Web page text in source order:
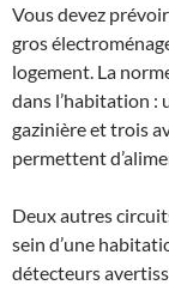
Vous devez
gros
logement. La
dans l’habitation :
gazinière et trois
permettent
Deux autres
sein d’une
détecteurs